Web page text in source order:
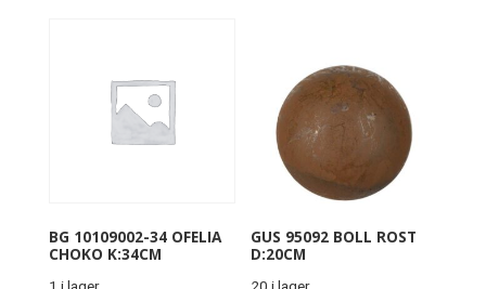
BG 10109002-34 OFELIA
CHOKO K:34CM
GUS 95092 BOLL ROST
D:20CM